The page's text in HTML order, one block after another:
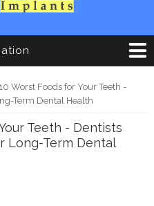
Worst Foods for Your Teeth -
Term Dental Health
Teeth - Dentists
Long-Term Dental